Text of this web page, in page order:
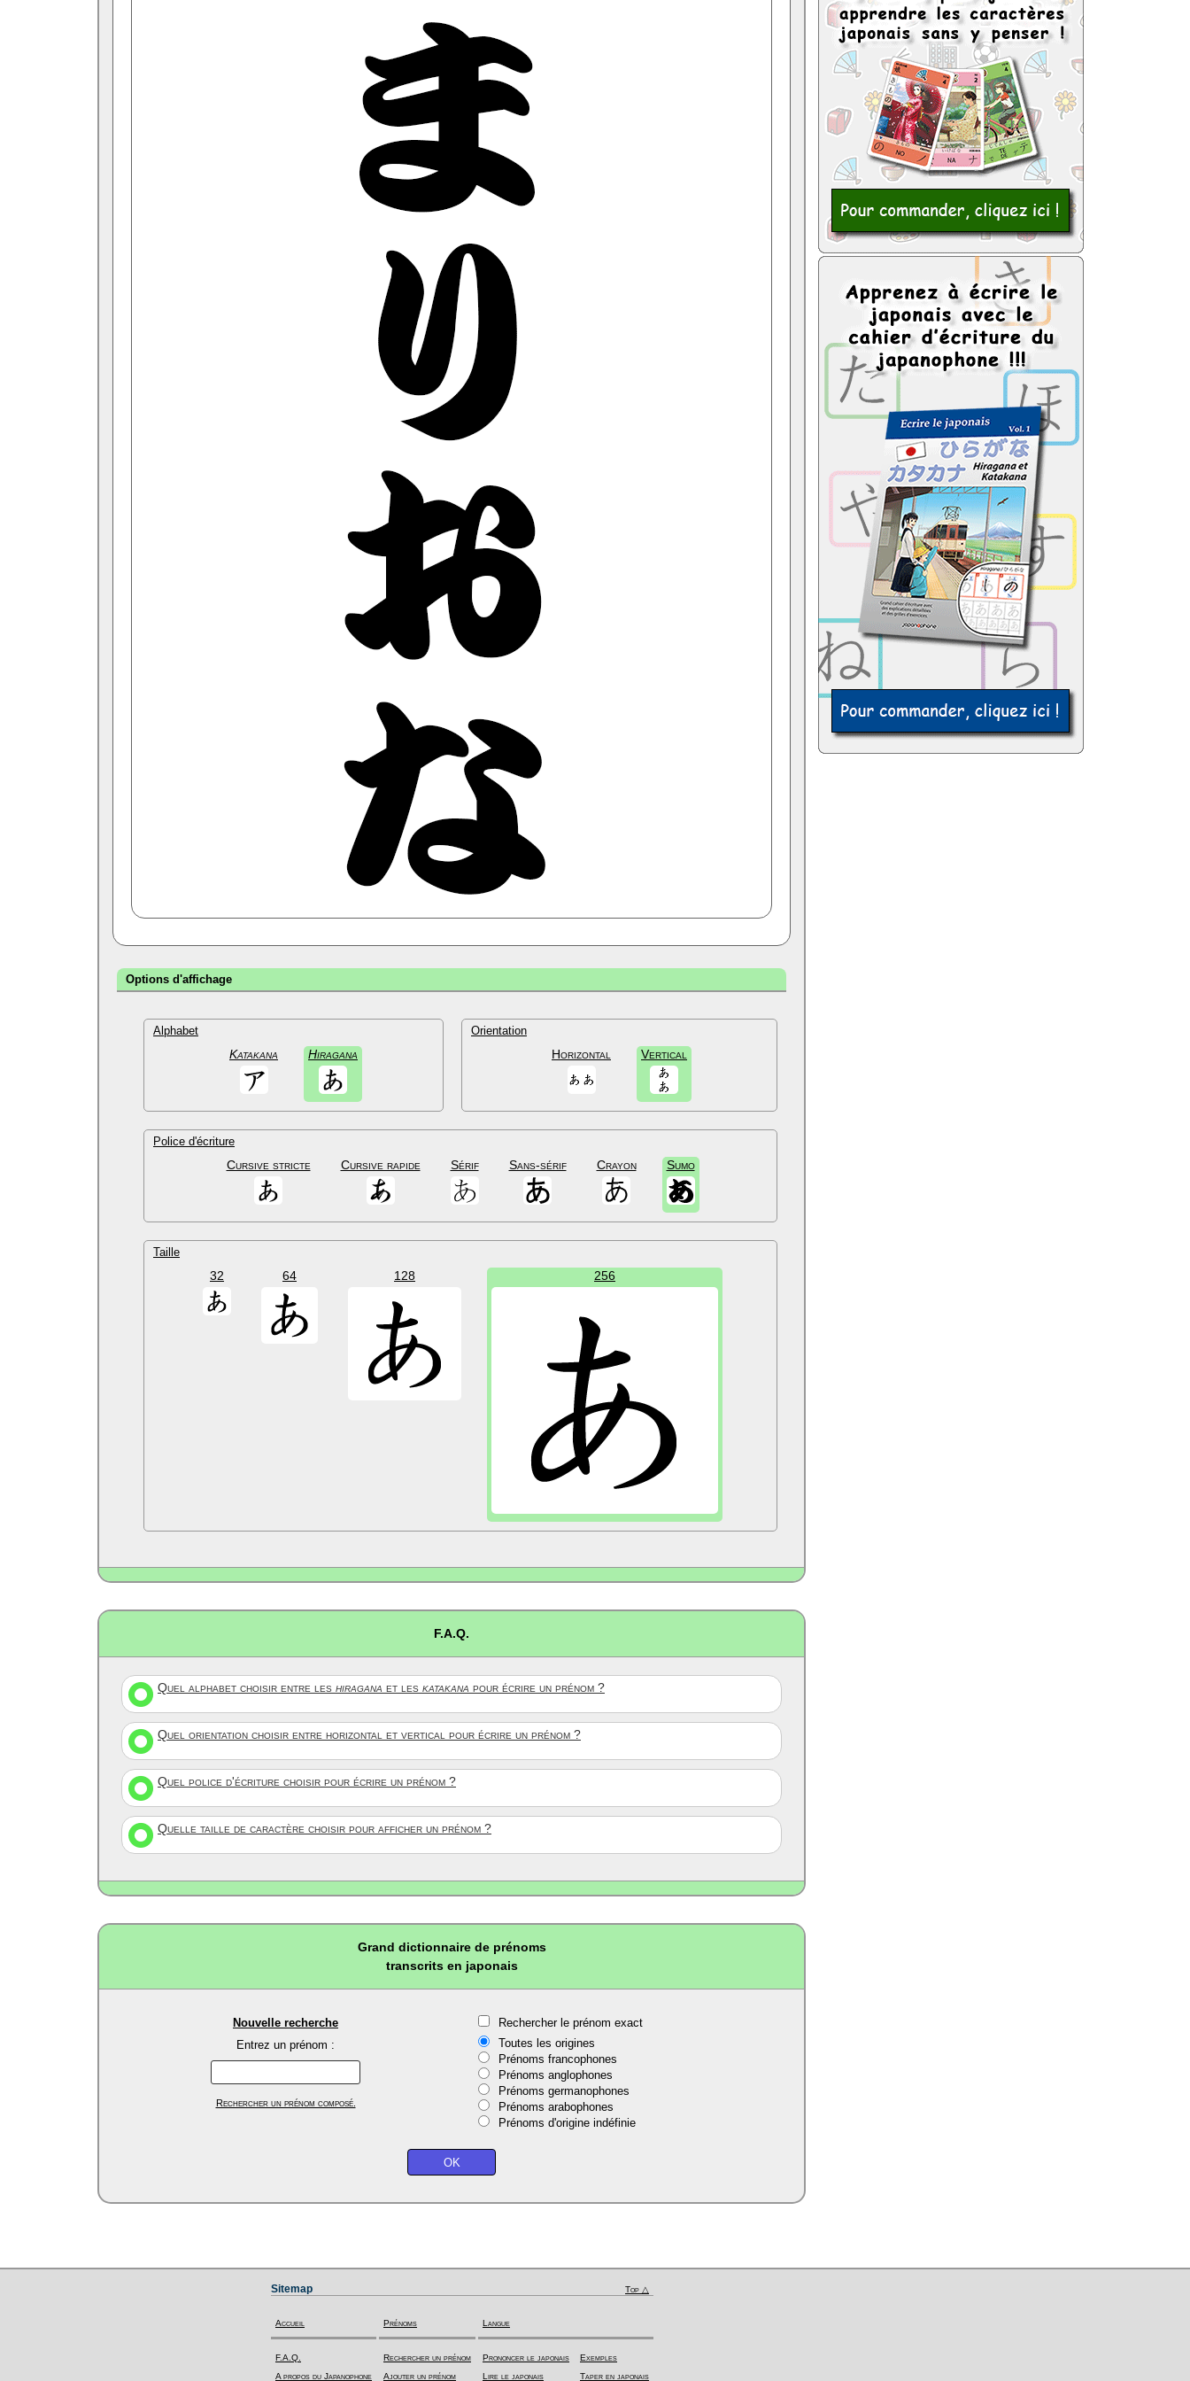
Options d'affichage
Alphabet
Katakana Hiragana
Orientation
Horizontal Vertical
Police d'écriture
Cursive stricte Cursive rapide Sérif Sans-sérif Crayon Sumo
Taille
32 64 128 256
F.A.Q.
Quel alphabet choisir entre les hiragana et les katakana pour écrire un prénom ?
Quel orientation choisir entre horizontal et vertical pour écrire un prénom ?
Quel police d'écriture choisir pour écrire un prénom ?
Quelle taille de caractère choisir pour afficher un prénom ?
Grand dictionnaire de prénoms
transcrits en japonais
Nouvelle recherche
Entrez un prénom :
Rechercher un prénom composé.
Rechercher le prénom exact
Toutes les origines
Prénoms francophones
Prénoms anglophones
Prénoms germanophones
Prénoms arabophones
Prénoms d'origine indéfinie
Sitemap Top △
Accueil
F.A.Q.
A propos du Japanophone
Prénoms
Rechercher un prénom
Ajouter un prénom
Langue
Prononcer le japonais
Lire le japonais
Exemples
Taper en japonais